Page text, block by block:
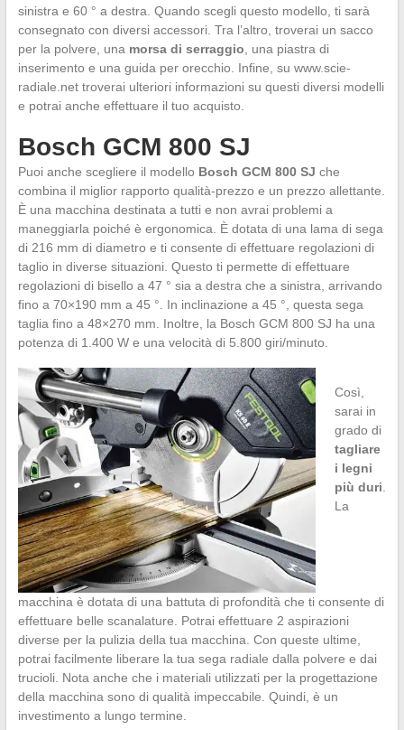
sinistra e 60 ° a destra. Quando scegli questo modello, ti sarà
consegnato con diversi accessori. Tra l’altro, troverai un sacco
per la polvere, una morsa di serraggio , una piastra di
inserimento e una guida per orecchio. Infine, su www.scie-
radiale.net troverai ulteriori informazioni su questi diversi modelli
e potrai anche effettuare il tuo acquisto.
Bosch GCM 800 SJ
Puoi anche scegliere il modello Bosch GCM 800 SJ che
combina il miglior rapporto qualità-prezzo e un prezzo allettante.
È una macchina destinata a tutti e non avrai problemi a
maneggiarla poiché è ergonomica. È dotata di una lama di sega
di 216 mm di diametro e ti consente di effettuare regolazioni di
taglio in diverse situazioni. Questo ti permette di effettuare
regolazioni di bisello a 47 ° sia a destra che a sinistra, arrivando
fino a 70×190 mm a 45 °. In inclinazione a 45 °, questa sega
taglia fino a 48×270 mm. Inoltre, la Bosch GCM 800 SJ ha una
potenza di 1.400 W e una velocità di 5.800 giri/minuto.
Così,
sarai in
grado di
tagliare
i legni
più duri
La
macchina è dotata di una battuta di profondità che ti consente di
effettuare belle scanalature. Potrai effettuare 2 aspirazioni
diverse per la pulizia della tua macchina. Con queste ultime,
potrai facilmente liberare la tua sega radiale dalla polvere e dai
trucioli. Nota anche che i materiali utilizzati per la progettazione
della macchina sono di qualità impeccabile. Quindi, è un
investimento a lungo termine.